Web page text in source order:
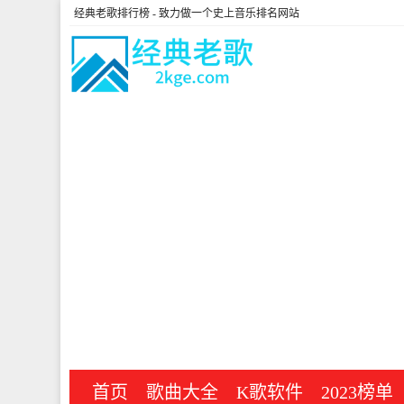
经典老歌排行榜 - 致力做一个史上音乐排名网站
首页 歌曲大全 K歌软件 2023榜单